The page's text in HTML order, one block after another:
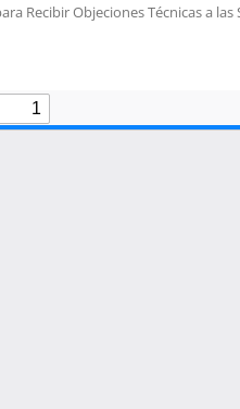
Recibir Objeciones Técnicas a